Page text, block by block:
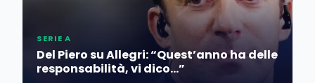
SERIE A
Del Piero su Allegri: “Quest’anno ha delle
responsabilità, vi dico…”